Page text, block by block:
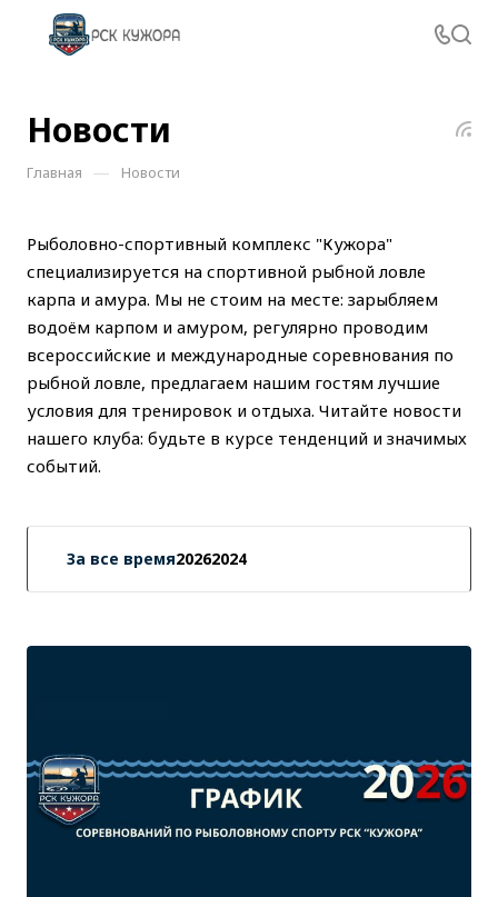
Новости
Главная — Новости
Рыболовно-спортивный комплекс "Кужора"
специализируется на спортивной рыбной ловле
карпа и амура. Мы не стоим на месте: зарыбляем
водоём карпом и амуром, регулярно проводим
всероссийские и международные соревнования по
рыбной ловле, предлагаем нашим гостям лучшие
условия для тренировок и отдыха. Читайте новости
нашего клуба: будьте в курсе тенденций и значимых
событий.
За все время20262024